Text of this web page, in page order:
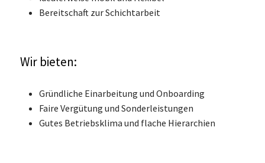
Bereitschaft zur Schichtarbeit
Wir bieten:
Gründliche Einarbeitung und Onboarding
Faire Vergütung und Sonderleistungen
Gutes Betriebsklima und flache Hierarchien